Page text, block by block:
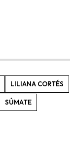
LILIANA CORTÉS
SÚMATE